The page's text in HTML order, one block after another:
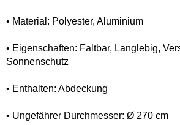
• Material: Polyester, Aluminium
• Eigenschaften: Faltbar, Langlebig,
Sonnenschutz
• Enthalten: Abdeckung
• Ungefährer Durchmesser: Ø 270 cm